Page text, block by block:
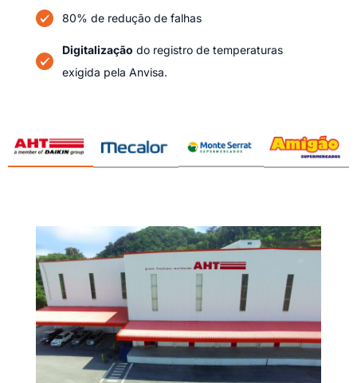
80% de redução de falhas
Digitalização do registro de temperaturas
exigida pela Anvisa.